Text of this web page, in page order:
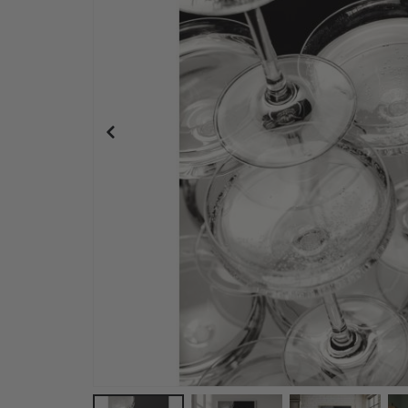
Plakat - 2026 Kalender